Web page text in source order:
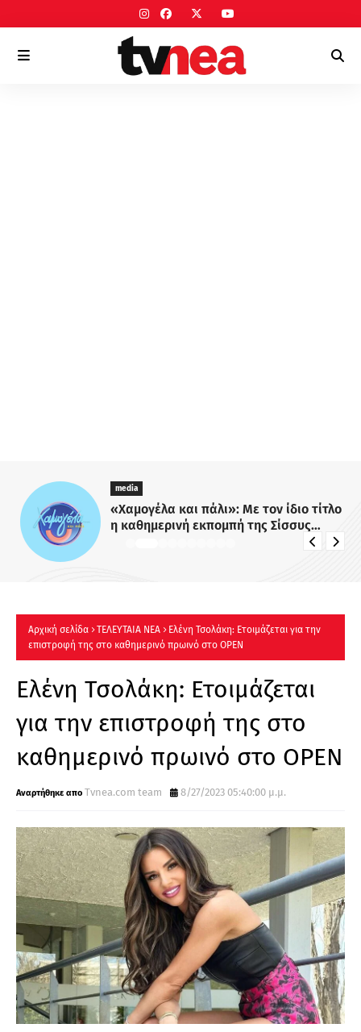
media
«Χαμογέλα και πάλι»: Με τον ίδιο τίτλο
η καθημερινή εκπομπή της Σίσσυς
Αρχική σελίδα ΤΕΛΕΥΤΑΙΑ ΝΕΑ
Ελένη Τσολάκη: Ετοιμάζεται για την
επιστροφή της στο καθημερινό πρωινό στο OPEN
Ελένη Τσολάκη: Ετοιμάζεται
για την επιστροφή της στο
καθημερινό πρωινό στο OPEN
Τvnea.com team 8/27/2023 05:40:00 μ.μ.